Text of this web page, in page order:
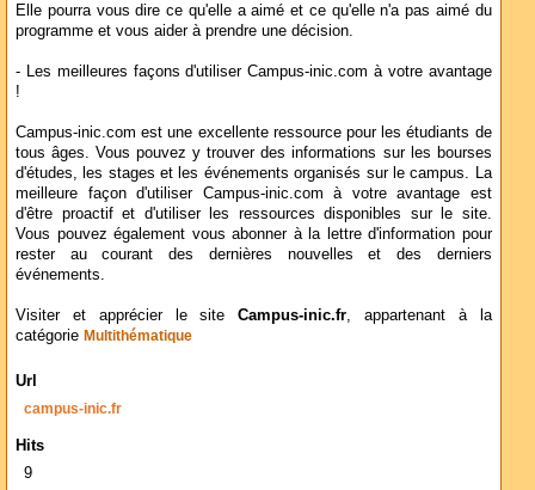
Elle pourra vous dire ce qu'elle a aimé et ce qu'elle n'a pas aimé du
programme et vous aider à prendre une décision.
- Les meilleures façons d'utiliser Campus-inic.com à votre avantage
!
Campus-inic.com est une excellente ressource pour les étudiants de
tous âges. Vous pouvez y trouver des informations sur les bourses
d'études, les stages et les événements organisés sur le campus. La
meilleure façon d'utiliser Campus-inic.com à votre avantage est
d'être proactif et d'utiliser les ressources disponibles sur le site.
Vous pouvez également vous abonner à la lettre d'information pour
rester au courant des dernières nouvelles et des derniers
événements.
Visiter et apprécier le siteCampus-inic.fr, appartenant à la
catégorie Multithématique
Url
campus-inic.fr
Hits
9